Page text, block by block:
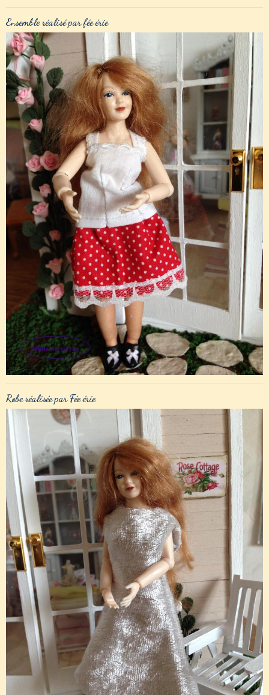
Ensemble réalisé par fée érie
Robe réalisée par Fée érie